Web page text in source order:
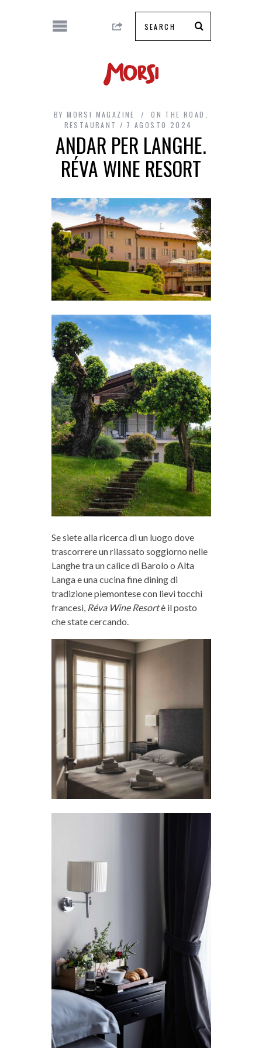
BY MORSI MAGAZINE ON THE ROAD ,
RESTAURANT
7 AGOSTO 2024
ANDAR PER LANGHE.
RÉVA WINE RESORT
Se siete alla ricerca di un luogo dove
trascorrere un rilassato soggiorno nelle
Langhe tra un calice di Barolo o Alta
Langa e una cucina fine dining di
tradizione piemontese con lievi tocchi
francesi, Réva Wine Resortè il posto
che state cercando.